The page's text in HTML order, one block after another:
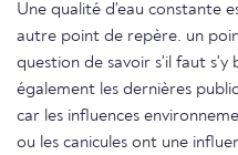
Une qualité d'eau constante
autre point de repère. un
question de savoir s'il faut s'y
également les dernières
car les influences
ou les canicules ont une